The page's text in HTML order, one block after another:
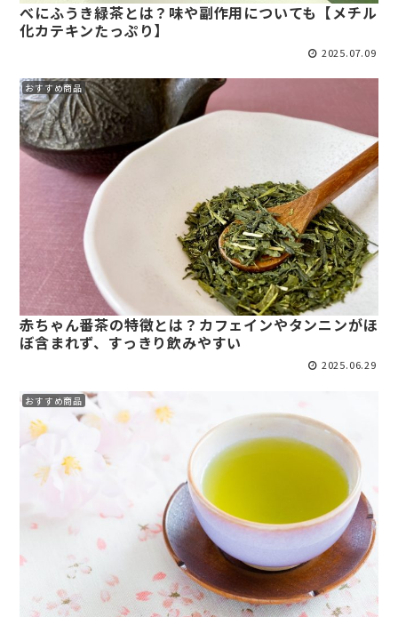
べにふうき緑茶とは？味や副作用についても【メチル
化カテキンたっぷり】
2025.07.09
おすすめ商品
赤ちゃん番茶の特徴とは？カフェインやタンニンがほ
ぼ含まれず、すっきり飲みやすい
2025.06.29
おすすめ商品